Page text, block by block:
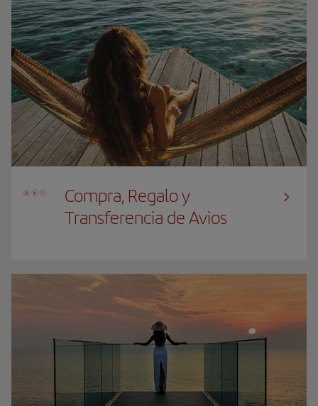
Compra, Regalo y
Transferencia de Avios